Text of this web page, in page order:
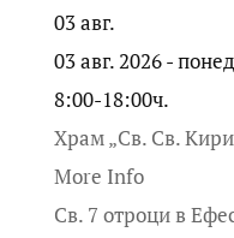
03авг.
03 авг. 2026 -
8:00-18:00ч.
Храм „Св. Св.
More Info
Св. 7 отроци в